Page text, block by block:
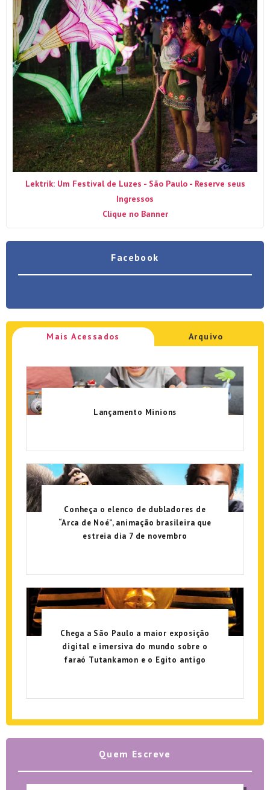
Lektrik: Um Festival de Luzes - São Paulo - Reserve seus
Ingressos
Clique no Banner
Facebook
Mais Acessados Arquivo
Lançamento Minions
Conheça o elenco de dubladores de
“Arca de Noé”, animação brasileira que
estreia dia 7 de novembro
Chega a São Paulo a maior exposição
digital e imersiva do mundo sobre o
faraó Tutankamon e o Egito antigo
Quem Escreve